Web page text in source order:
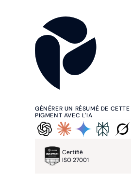
GÉNÉRER UN RÉSUMÉ DE CETTE
PIGMENT AVEC L'IA
Certifié
ISO 27001